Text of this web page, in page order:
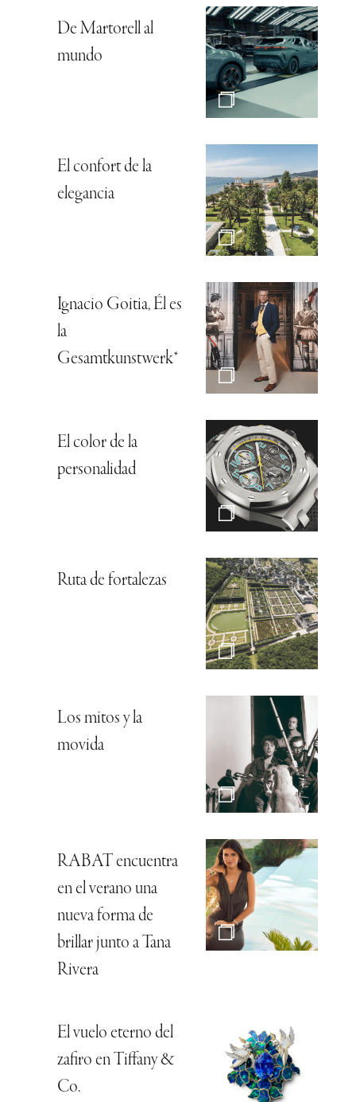
De Martorell al
mundo
El confort de la
elegancia
Ignacio Goitia, Él es
la
Gesamtkunstwerk*
El color de la
personalidad
Ruta de fortalezas
Los mitos y la
movida
RABAT encuentra
en el verano una
nueva forma de
brillar junto a Tana
Rivera
El vuelo eterno del
zafiro en Tiffany &
Co.